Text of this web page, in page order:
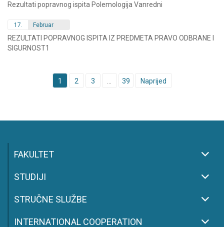
Rezultati popravnog ispita Polemologija Vanredni
17. Februar
REZULTATI POPRAVNOG ISPITA IZ PREDMETA PRAVO ODBRANE I
SIGURNOST1
1 2 3 39 Naprijed
FAKULTET
STUDIJI
STRUČNE SLUŽBE
INTERNATIONAL COOPERATION